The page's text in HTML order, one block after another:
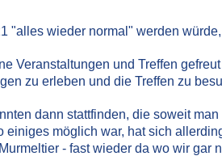
"alles wieder normal" werden
Veranstaltungen und Treffen
zu erleben und die Treffen zu
dann stattfinden, die soweit
einiges möglich war, hat sich
- fast wieder da wo wir